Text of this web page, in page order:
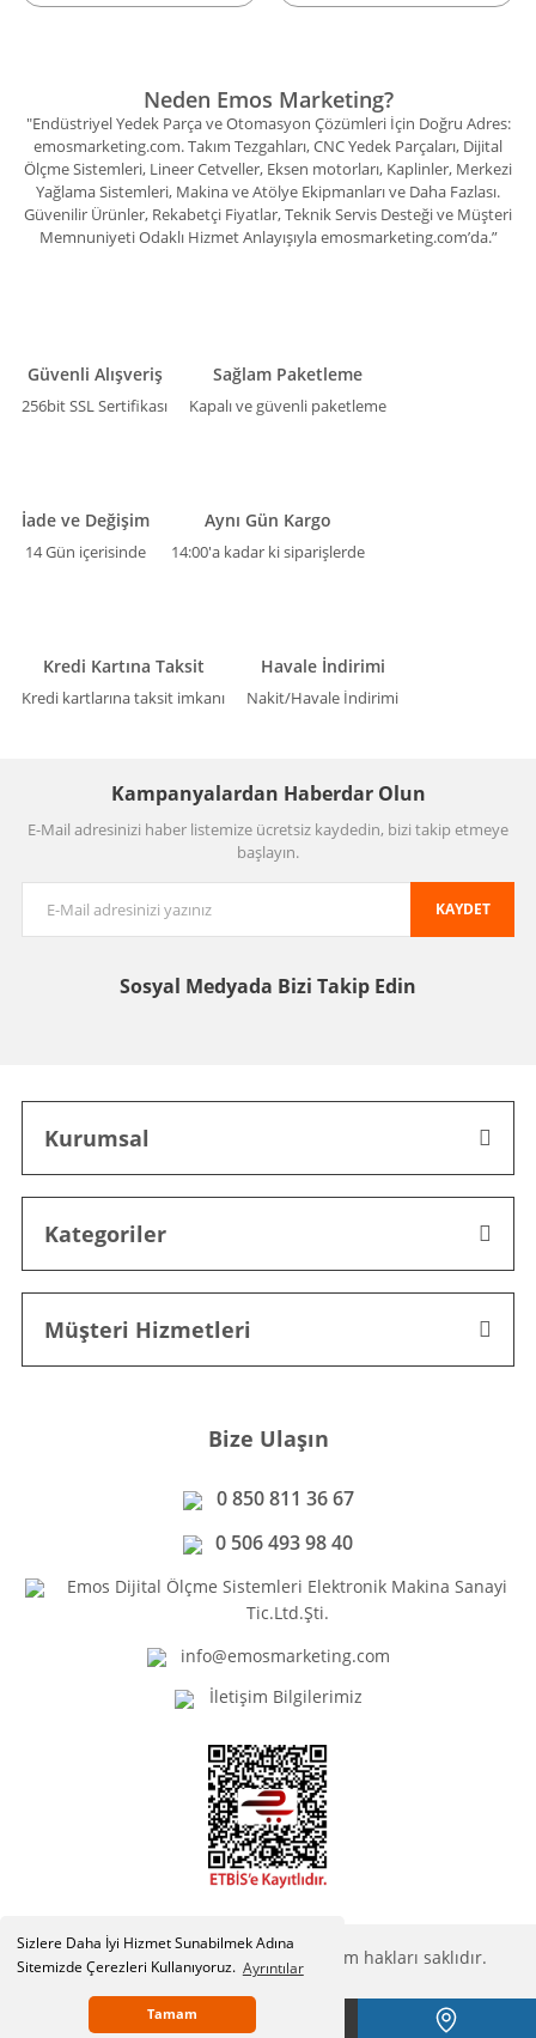
Sizlere Daha İyi Hizmet Sunabilmek Adına
Sitemizde Çerezleri Kullanıyoruz. Ayrıntılar
Tamam
Neden Emos Marketing?
"Endüstriyel Yedek Parça ve Otomasyon Çözümleri İçin Doğru Adres:
emosmarketing.com. Takım Tezgahları, CNC Yedek Parçaları, Dijital
Ölçme Sistemleri, Lineer Cetveller, Eksen motorları, Kaplinler, Merkezi
Yağlama Sistemleri, Makina ve Atölye Ekipmanları ve Daha Fazlası.
Güvenilir Ürünler, Rekabetçi Fiyatlar, Teknik Servis Desteği ve Müşteri
Memnuniyeti Odaklı Hizmet Anlayışıyla emosmarketing.com’da.”
Güvenli Alışveriş
256bit SSL Sertifikası
Sağlam Paketleme
Kapalı ve güvenli paketleme
İade ve Değişim
14 Gün içerisinde
Aynı Gün Kargo
14:00'a kadar ki siparişlerde
Kredi Kartına Taksit
Kredi kartlarına taksit imkanı
Havale İndirimi
Nakit/Havale İndirimi
Kampanyalardan Haberdar Olun
E-Mail adresinizi haber listemize ücretsiz kaydedin, bizi takip etmeye
başlayın.
KAYDET
Sosyal Medyada Bizi Takip Edin
Kurumsal
Kategoriler
Müşteri Hizmetleri
Bize Ulaşın
0 850 811 36 67
0 506 493 98 40
Emos Dijital Ölçme Sistemleri Elektronik Makina Sanayi
Tic.Ltd.Şti.
info@emosmarketing.com
İletişim Bilgilerimiz
Copyright © Emosmarketing.com. Tüm hakları saklıdır.